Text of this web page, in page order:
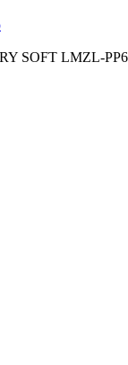
SOFT LMZL-